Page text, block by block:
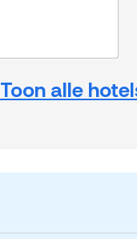
Toon alle